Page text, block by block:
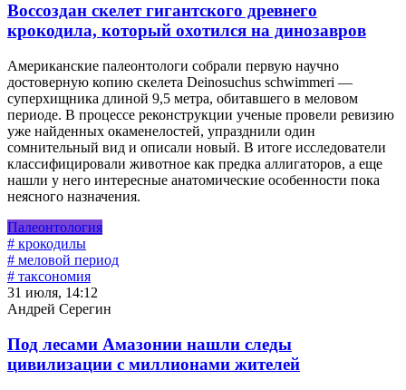
Воссоздан скелет гигантского древнего
крокодила, который охотился на динозавров
Американские палеонтологи собрали первую научно
достоверную копию скелета Deinosuchus schwimmeri —
суперхищника длиной 9,5 метра, обитавшего в меловом
периоде. В процессе реконструкции ученые провели ревизию
уже найденных окаменелостей, упразднили один
сомнительный вид и описали новый. В итоге исследователи
классифицировали животное как предка аллигаторов, а еще
нашли у него интересные анатомические особенности пока
неясного назначения.
Палеонтология
# крокодилы
# меловой период
# таксономия
31 июля, 14:12
Андрей Серегин
Под лесами Амазонии нашли следы
цивилизации с миллионами жителей